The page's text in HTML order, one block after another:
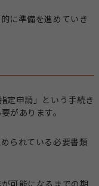
に準備を進めていき
定申請」という手続き
があります。
られている必要書類